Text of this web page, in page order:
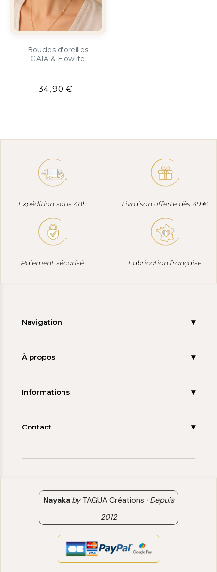
Boucles d'oreilles
GAIA & Howlite
34,90 €
Expédition sous 48h Livraison offerte dès 49 €
Paiement sécurisé Fabrication française
Navigation
Accueil
À propos
La tagua
Informations
Mon compte
Contact
Nayaka byTAGUA Créations ·Depuis
2012